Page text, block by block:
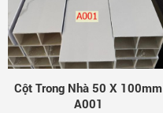
Cột Trong Nhà 50 X 100mm
A001